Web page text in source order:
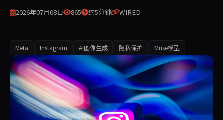
2026年07月08日 865 约5分钟 WIRED
Meta Instagram AI图像生成 隐私保护 Muse模型